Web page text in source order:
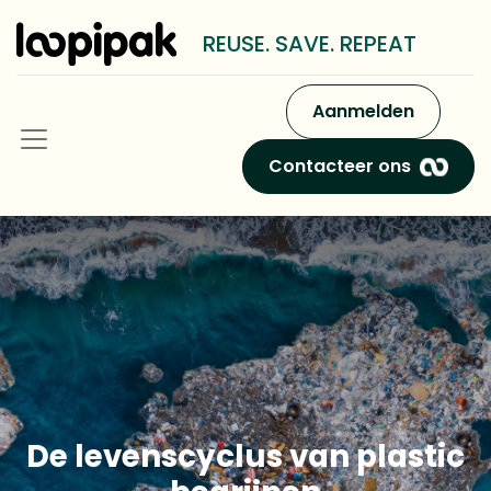
REUSE. SAVE. REPEAT
Aanmelden
Contacteer ons
De levenscyclus van plastic